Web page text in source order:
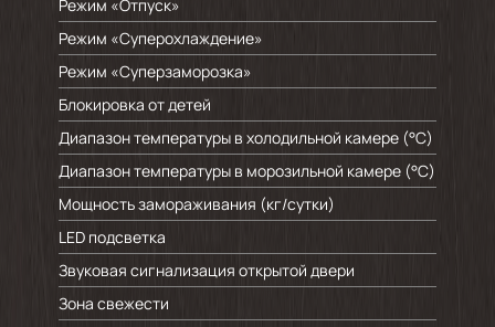
Режим «Отпуск»
Режим «Суперохлаждение»
Режим «Суперзаморозка»
Блокировка от детей
Диапазон температуры в холодильной камере (°C)
Диапазон температуры в морозильной камере (°C)
Мощность замораживания (кг/cутки)
LED подсветка
Звуковая сигнализация открытой двери
Зона свежести